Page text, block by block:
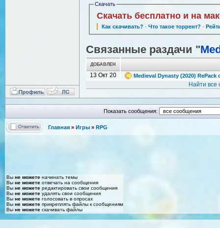
Скачать
Скачать бесплатно и на
Как скачивать? · Что такое торрент? ·
Связанные раздачи "
ДОБАВЛЕН
13 Окт 20 Medieval Dynasty (2020) RePack
Найти все
Показать сообщения:
Главная » Игры » RPG
Вы не можете начинать темы
Вы не можете отвечать на сообщения
Вы не можете редактировать свои сообщения
Вы не можете удалять свои сообщения
Вы не можете голосовать в опросах
Вы не можете прикреплять файлы к сообщениям
Вы не можете скачивать файлы